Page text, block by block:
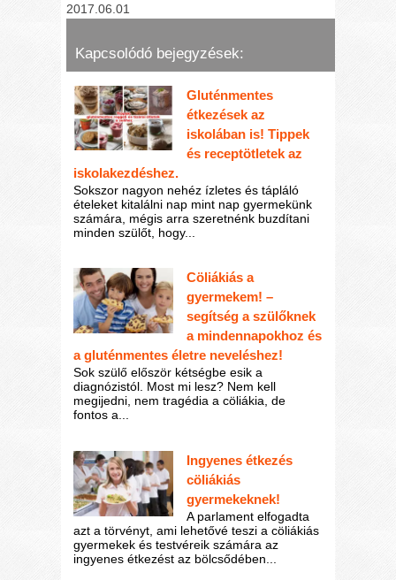
2017.06.01
Kapcsolódó bejegyzések:
Gluténmentes
étkezések az
iskolában is! Tippek
és receptötletek az
iskolakezdéshez.
Sokszor nagyon nehéz ízletes és tápláló
ételeket kitalálni nap mint nap gyermekünk
számára, mégis arra szeretnénk buzdítani
minden szülőt, hogy...
Cöliákiás a
gyermekem! –
segítség a szülőknek
a mindennapokhoz és
a gluténmentes életre neveléshez!
Sok szülő először kétségbe esik a
diagnózistól. Most mi lesz? Nem kell
megijedni, nem tragédia a cöliákia, de
fontos a...
Ingyenes étkezés
cöliákiás
gyermekeknek!
A parlament elfogadta
azt a törvényt, ami lehetővé teszi a cöliákiás
gyermekek és testvéreik számára az
ingyenes étkezést az bölcsődében...